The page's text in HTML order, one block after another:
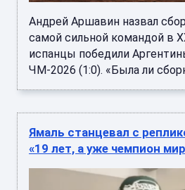
Андрей Аршавин назвал
самой сильной командой в
испанцы победили
ЧМ‑2026 (1:0). «Была ли
Ямаль станцевал с
«19 лет, а уже чемпион